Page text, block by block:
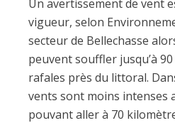
Un avertissement de vent
vigueur, selon
secteur de Bellechasse
peuvent souffler jusqu’à
rafales près du littoral.
vents sont moins intenses
pouvant aller à 70